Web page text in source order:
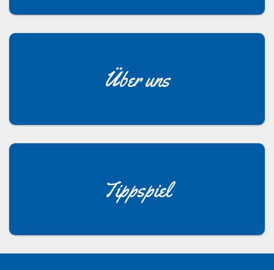
Über uns
Tippspiel